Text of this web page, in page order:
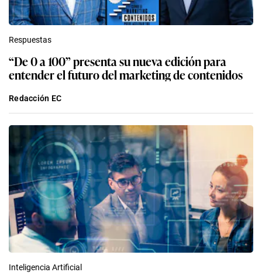
Respuestas
“De 0 a 100” presenta su nueva edición para
entender el futuro del marketing de contenidos
Redacción EC
Inteligencia Artificial